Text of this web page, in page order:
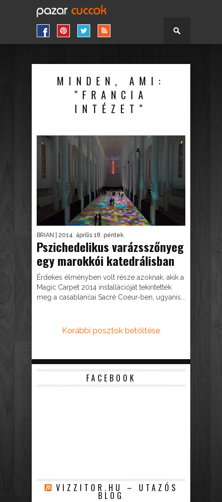
MINDEN, AMI:
"FRANCIA
INTÉZET"
BRIAN | 2014. április 18. péntek
Pszichedelikus varázsszőnyeg
egy marokkói katedrálisban
Érdekes élményben volt része azoknak, akik a
Magic Carpet 2014 installációját tekintették
meg a casablancai Sacré Coeur-ben, ugyanis...
Korábbi posztok betöltése
FACEBOOK
VIZZITOR.HU – UTAZÓS
BLOG